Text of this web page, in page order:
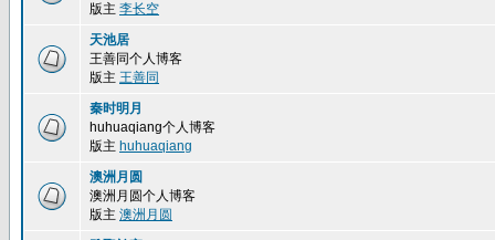
版主 李长空
天池居
王善同个人博客
版主 王善同
秦时明月
huhuaqiang个人博客
版主 huhuaqiang
澳洲月圆
澳洲月圆个人博客
版主 澳洲月圆